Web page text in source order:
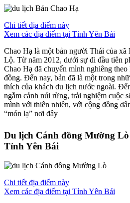
Chi tiết địa điểm này
Xem các địa điểm tại Tỉnh Yên Bái
Chao Hạ là một bản người Thái của
Lộ. Từ năm 2012, dưới sự đi đầu tiên
Chao Hạ đã chuyển mình nghiêng
đồng. Đến nay, bản đã là một trong
thích của khách du lịch nước ngoài.
ngắm cảnh núi rừng, trải nghiệm cuộc
mình với thiên nhiên, với cộng đồng
“món lạ” nơi đây
Du lịch Cánh đồng Mường
Tỉnh Yên Bái
Chi tiết địa điểm này
Xem các địa điểm tại Tỉnh Yên Bái